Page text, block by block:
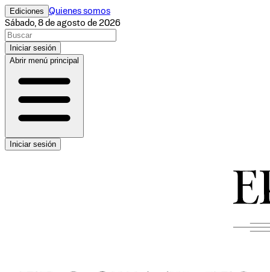
Ediciones Quienes somos
Sábado, 8 de agosto de 2026
Iniciar sesión
Abrir menú principal
Iniciar sesión